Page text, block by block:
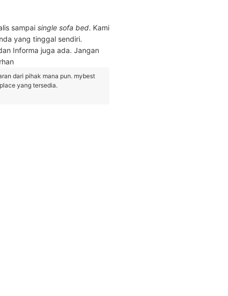
sampai single sofa bed. Kami
yang tinggal sendiri.
Informa juga ada. Jangan
dari pihak mana pun. mybest
yang tersedia.